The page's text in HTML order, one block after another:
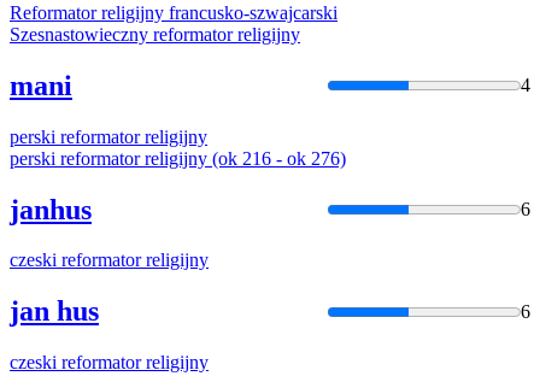
Reformator religijny francusko-szwajcarski
Szesnastowieczny reformator religijny
mani 4
perski reformator religijny
perski reformator religijny (ok 216 - ok 276)
janhus 6
czeski reformator religijny
jan hus 6
czeski reformator religijny